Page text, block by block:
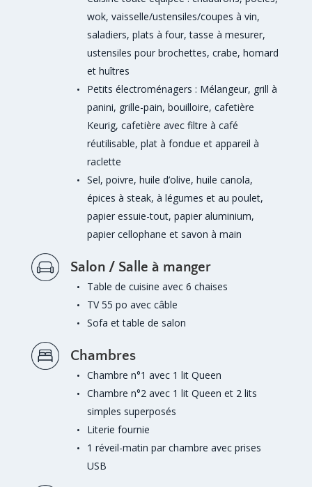
wok, vaisselle/ustensiles/coupes à vin,
saladiers, plats à four, tasse à mesurer,
ustensiles pour brochettes, crabe, homard
et huîtres
Petits électroménagers : Mélangeur, grill à
panini, grille-pain, bouilloire, cafetière
Keurig, cafetière avec filtre à café
réutilisable, plat à fondue et appareil à
raclette
Sel, poivre, huile d’olive, huile canola,
épices à steak, à légumes et au poulet,
papier essuie-tout, papier aluminium,
papier cellophane et savon à main
Salon / Salle à manger
Table de cuisine avec 6 chaises
TV 55 po avec câble
Sofa et table de salon
Chambres
Chambre n°1 avec 1 lit Queen
Chambre n°2 avec 1 lit Queen et 2 lits
simples superposés
Literie fournie
1 réveil-matin par chambre avec prises
USB